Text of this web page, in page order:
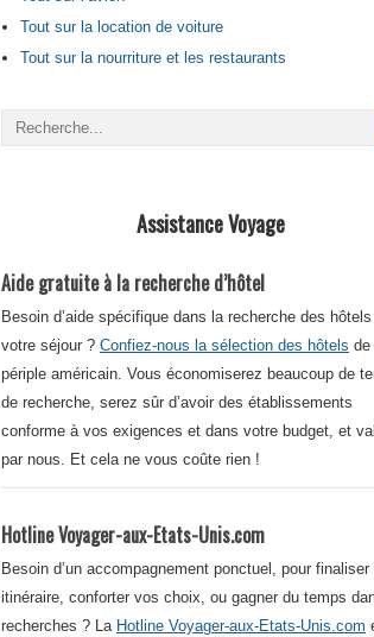
Tout sur la location de voiture
Tout sur la nourriture et les restaurants
Assistance Voyage
Aide gratuite à la recherche d’hôtel
Besoin d’aide spécifique dans la recherche des
votre séjour ? Confiez-nous la sélection des hôtels de
périple américain. Vous économiserez beaucoup de
de recherche, serez sûr d’avoir des établissements
conforme à vos exigences et dans votre budget, et
par nous. Et cela ne vous coûte rien !
Hotline Voyager-aux-Etats-Unis.com
Besoin d’un accompagnement ponctuel, pour finaliser
itinéraire, conforter vos choix, ou gagner du temps
recherches ? La Hotline Voyager-aux-Etats-Unis.com